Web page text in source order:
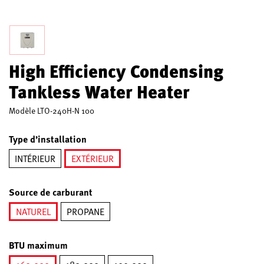
High Efficiency Condensing
Tankless Water Heater
ModèleLTO-240H-N 100
Type d’installation
INTÉRIEUR
EXTÉRIEUR
Source de carburant
NATUREL
PROPANE
BTU maximum